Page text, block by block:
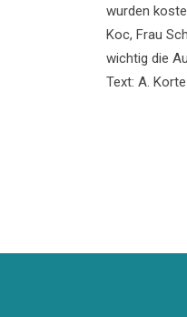
wurden
Koc, Frau
wichtig die
Text: A.